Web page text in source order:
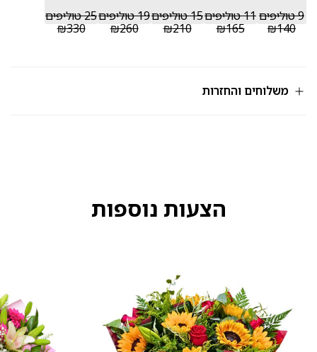
9 טוליפים
₪140
11 טוליפים
₪165
15 טוליפים
₪210
19 טוליפים
₪260
25 טוליפים
₪330
משלוחים והחזרות
הצעות נוספות